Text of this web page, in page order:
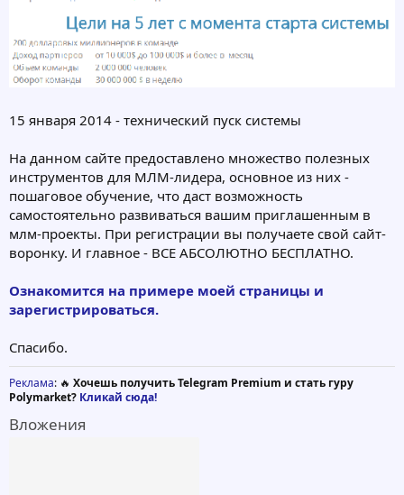
15 января 2014 - технический пуск системы
На данном сайте предоставлено множество полезных
инструментов для МЛМ-лидера, основное из них -
пошаговое обучение, что даст возможность
самостоятельно развиваться вашим приглашенным в
млм-проекты. При регистрации вы получаете свой сайт-
воронку. И главное - ВСЕ АБСОЛЮТНО БЕСПЛАТНО.
Ознакомится на примере моей страницы и
зарегистрироваться.
Спасибо.
Реклама: 🔥 Хочешь получить Telegram Premium и стать гуру
Polymarket? Кликай сюда!
Вложения